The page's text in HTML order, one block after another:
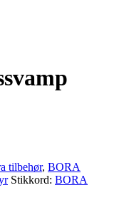
tilbehør, BORA
Stikkord: BORA